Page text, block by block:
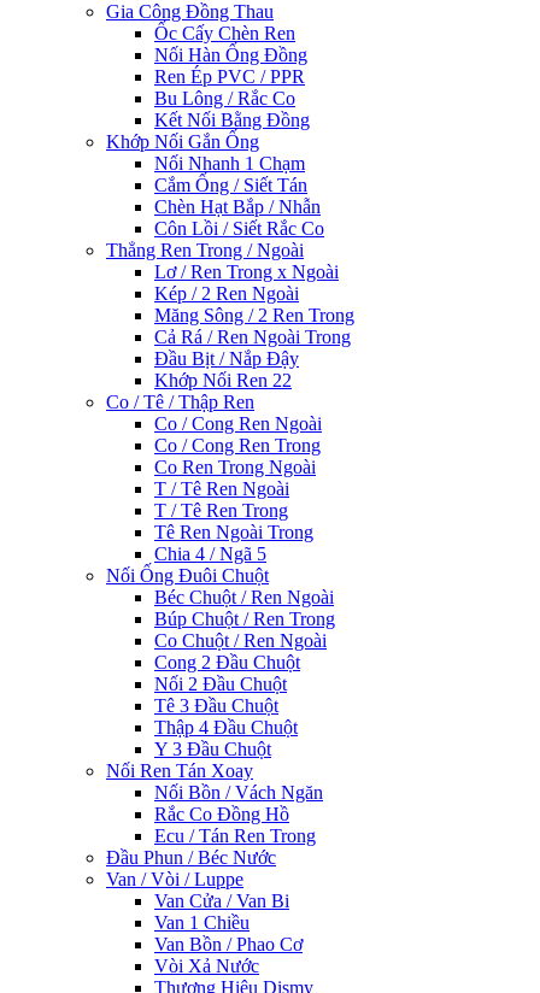
Gia Công Đồng Thau
Ốc Cấy Chèn Ren
Nối Hàn Ống Đồng
Ren Ép PVC / PPR
Bu Lông / Rắc Co
Kết Nối Bằng Đồng
Khớp Nối Gắn Ống
Nối Nhanh 1 Chạm
Cắm Ống / Siết Tán
Chèn Hạt Bắp / Nhẫn
Côn Lồi / Siết Rắc Co
Thẳng Ren Trong / Ngoài
Lơ / Ren Trong x Ngoài
Kép / 2 Ren Ngoài
Măng Sông / 2 Ren Trong
Cả Rá / Ren Ngoài Trong
Đầu Bịt / Nắp Đậy
Khớp Nối Ren 22
Co / Tê / Thập Ren
Co / Cong Ren Ngoài
Co / Cong Ren Trong
Co Ren Trong Ngoài
T / Tê Ren Ngoài
T / Tê Ren Trong
Tê Ren Ngoài Trong
Chia 4 / Ngã 5
Nối Ống Đuôi Chuột
Béc Chuột / Ren Ngoài
Búp Chuột / Ren Trong
Co Chuột / Ren Ngoài
Cong 2 Đầu Chuột
Nối 2 Đầu Chuột
Tê 3 Đầu Chuột
Thập 4 Đầu Chuột
Y 3 Đầu Chuột
Nối Ren Tán Xoay
Nối Bồn / Vách Ngăn
Rắc Co Đồng Hồ
Ecu / Tán Ren Trong
Đầu Phun / Béc Nước
Van / Vòi / Luppe
Van Cửa / Van Bi
Van 1 Chiều
Van Bồn / Phao Cơ
Vòi Xả Nước
Thương Hiệu Dismy